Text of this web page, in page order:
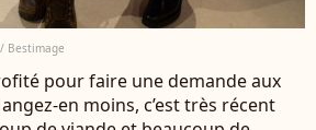
Bestimage
pour faire une demande aux
en moins, c’est très récent